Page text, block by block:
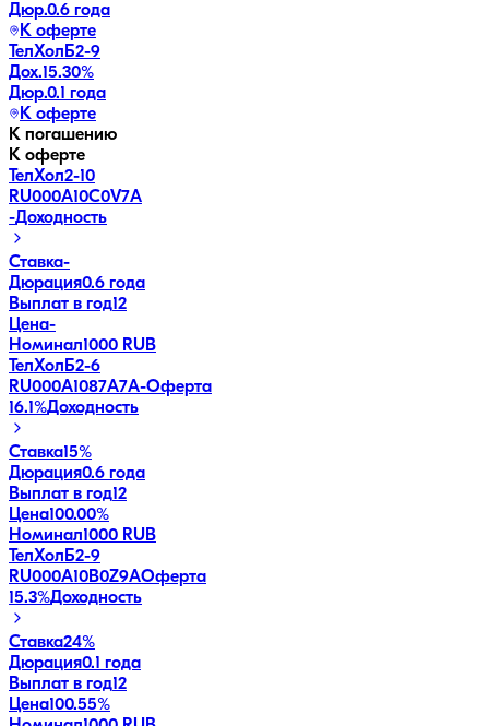
Дюр.0.6 года
К оферте
ТелХолБ2-9
Дох.15.30%
Дюр.0.1 года
К оферте
К погашению
К оферте
ТелХол2-10
RU000A10C0V7A
-Доходность
Ставка-
Дюрация0.6 года
Выплат в год12
Цена-
Номинал1000 RUB
ТелХолБ2-6
RU000A1087A7A-Оферта
16.1%Доходность
Ставка15%
Дюрация0.6 года
Выплат в год12
Цена100.00%
Номинал1000 RUB
ТелХолБ2-9
RU000A10B0Z9AОферта
15.3%Доходность
Ставка24%
Дюрация0.1 года
Выплат в год12
Цена100.55%